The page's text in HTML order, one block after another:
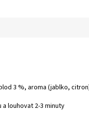
3 %, aroma (jablko,
a louhovat 2-3 minuty